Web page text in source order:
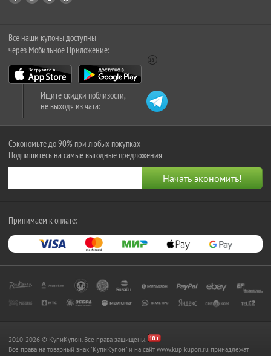
Все наши купоны доступны
через Мобильное Приложение:
Ищите скидки поблизости,
не выходя из чата:
Сэкономьте до 90% при любых покупках
Подпишитесь на самые выгодные предложения
Принимаем к оплате:
2010-2026 © КупиКупон. Все права защищены.
Все права на товарный знак "КупиКупон" и на сайт www.kupikupon.ru принадлежат